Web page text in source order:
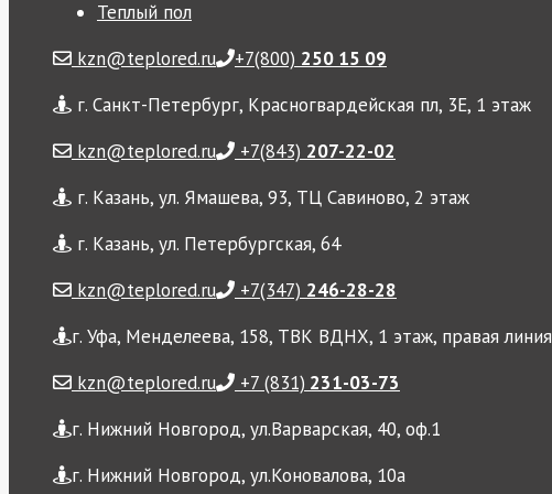
Теплый пол
kzn@teplored.ru
+7(800) 250 15 09
г. Санкт-Петербург, Красногвардейская пл, 3Е, 1 этаж
kzn@teplored.ru
+7(843) 207-22-02
г. Казань, ул. Ямашева, 93, ТЦ Савиново, 2 этаж
г. Казань, ул. Петербургская, 64
kzn@teplored.ru
+7(347) 246-28-28
г. Уфа, Менделеева, 158, ТВК ВДНХ, 1 этаж, правая линия
kzn@teplored.ru
+7 (831) 231-03-73
г. Нижний Новгород, ул.Варварская, 40, оф.1
г. Нижний Новгород, ул.Коновалова, 10а